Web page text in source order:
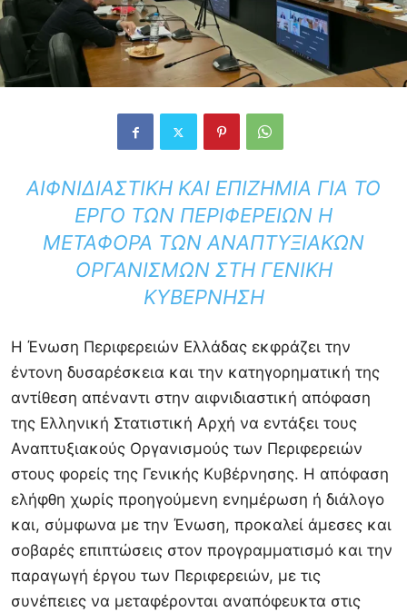
ΑΙΦΝΙΔΙΑΣΤΙΚΉ ΚΑΙ ΕΠΙΖΉΜΙΑ ΓΙΑ ΤΟ
ΈΡΓΟ ΤΩΝ ΠΕΡΙΦΕΡΕΙΏΝ Η
ΜΕΤΑΦΟΡΆ ΤΩΝ ΑΝΑΠΤΥΞΙΑΚΏΝ
ΟΡΓΑΝΙΣΜΏΝ ΣΤΗ ΓΕΝΙΚΉ
ΚΥΒΈΡΝΗΣΗ
Η Ένωση Περιφερειών Ελλάδας εκφράζει την
έντονη δυσαρέσκεια και την κατηγορηματική της
αντίθεση απέναντι στην αιφνιδιαστική απόφαση
της Ελληνική Στατιστική Αρχή να εντάξει τους
Αναπτυξιακούς Οργανισμούς των Περιφερειών
στους φορείς της Γενικής Κυβέρνησης. Η απόφαση
ελήφθη χωρίς προηγούμενη ενημέρωση ή διάλογο
και, σύμφωνα με την Ένωση, προκαλεί άμεσες και
σοβαρές επιπτώσεις στον προγραμματισμό και την
παραγωγή έργου των Περιφερειών, με τις
συνέπειες να μεταφέρονται αναπόφευκτα στις